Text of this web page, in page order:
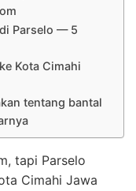
Parselo — 5
Kota Cimahi
tentang bantal
tapi Parselo
Cimahi Jawa